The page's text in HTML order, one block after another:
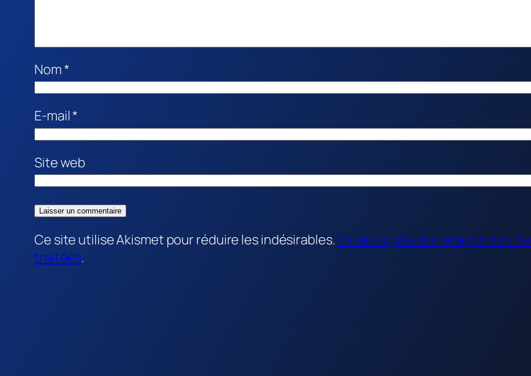
Nom*
E-mail*
Site web
Ce site utilise Akismet pour réduire les indésirables. En savoir plus sur la façon dont
traitées.